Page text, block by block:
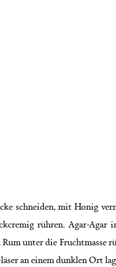
schneiden, mit Honig
rühren. Agar-Agar
unter die Fruchtmasse
an einem dunklen Ort